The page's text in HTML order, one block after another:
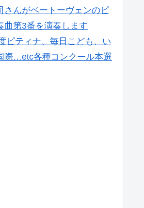
さんがベートーヴェンのピ
曲第3番を演奏します
ピティナ、毎日こども、い
際…etc各種コンクール本選